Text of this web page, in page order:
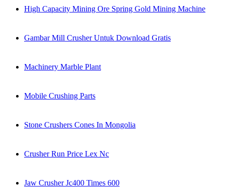
High Capacity Mining Ore Spring Gold Mining Machine
Gambar Mill Crusher Untuk Download Gratis
Machinery Marble Plant
Mobile Crushing Parts
Stone Crushers Cones In Mongolia
Crusher Run Price Lex Nc
Jaw Crusher Jc400 Times 600